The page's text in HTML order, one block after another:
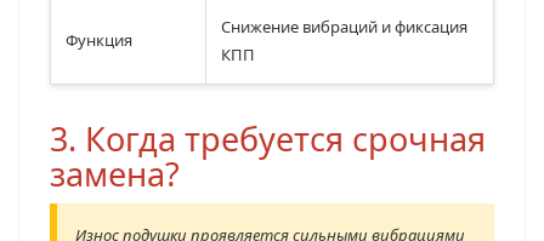
Функция
Снижение вибраций и фиксация
КПП
3. Когда требуется срочная
замена?
Износ подушки проявляется сильными вибрациями